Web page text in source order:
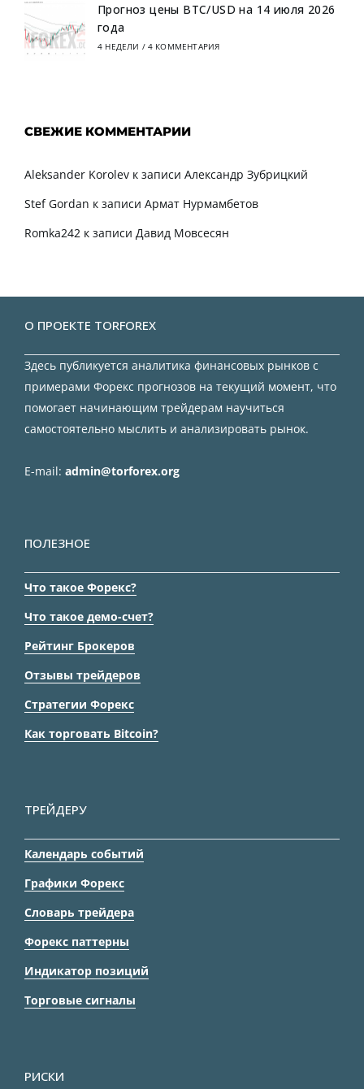
Прогноз цены BTC/USD на 14 июля 2026
года
4 НЕДЕЛИ / 4 КОММЕНТАРИЯ
СВЕЖИЕ КОММЕНТАРИИ
Aleksander Korolev к записи Александр Зубрицкий
Stef Gordan к записи Армат Нурмамбетов
Romka242 к записи Давид Мовсесян
О ПРОЕКТЕ TORFOREX
Здесь публикуется аналитика финансовых рынков с
примерами Форекс прогнозов на текущий момент, что
помогает начинающим трейдерам научиться
самостоятельно мыслить и анализировать рынок.
E-mail: admin@torforex.org
ПОЛЕЗНОЕ
Что такое Форекс?
Что такое демо-счет?
Рейтинг Брокеров
Отзывы трейдеров
Стратегии Форекс
Как торговать Bitcoin?
ТРЕЙДЕРУ
Календарь событий
Графики Форекс
Словарь трейдера
Форекс паттерны
Индикатор позиций
Торговые сигналы
РИСКИ